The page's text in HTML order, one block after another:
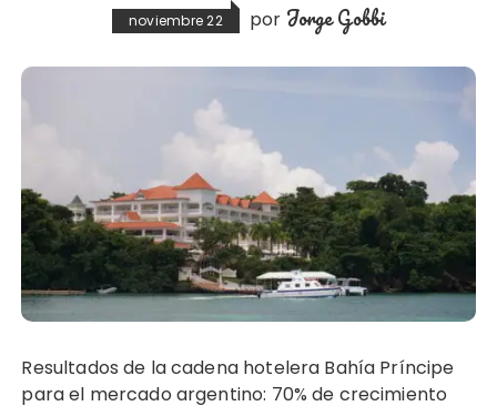
noviembre 22 por Jorge Gobbi
Resultados de la cadena hotelera Bahía Príncipe
para el mercado argentino: 70% de crecimiento